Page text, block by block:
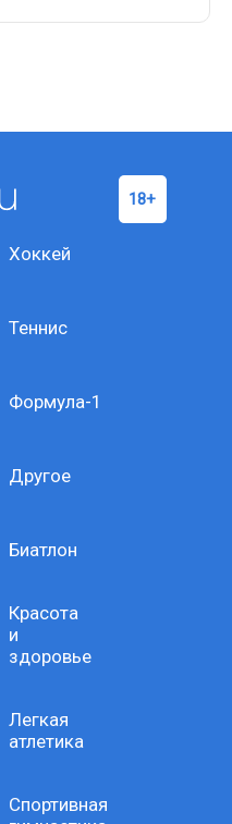
Хоккей
Теннис
Формула-1
Другое
Биатлон
Красота
и
здоровье
Легкая
атлетика
Спортивная